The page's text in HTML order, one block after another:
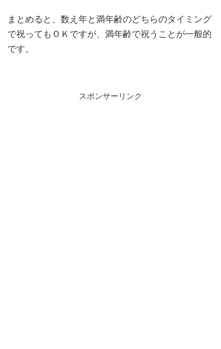
まとめると、数え年と満年齢のどちらのタイミング
で祝ってもＯＫですが、満年齢で祝うことが一般的
です。
スポンサーリンク